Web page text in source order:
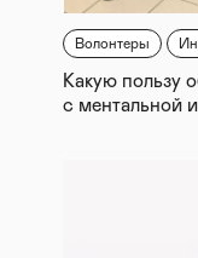
Волонтеры
Какую пользу
с ментальной